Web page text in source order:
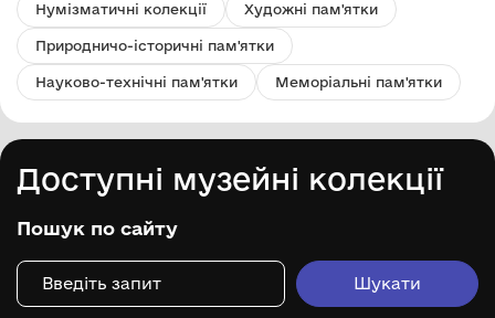
Нумізматичні колекції Художні пам'ятки
Природничо-історичні пам'ятки
Науково-технічні пам'ятки Меморіальні пам'ятки
Доступні музейні колекції
Пошук по сайту